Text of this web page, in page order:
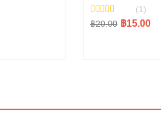
L5018 tc402-34340
(1)
฿20.00
Original฿15.00
Current